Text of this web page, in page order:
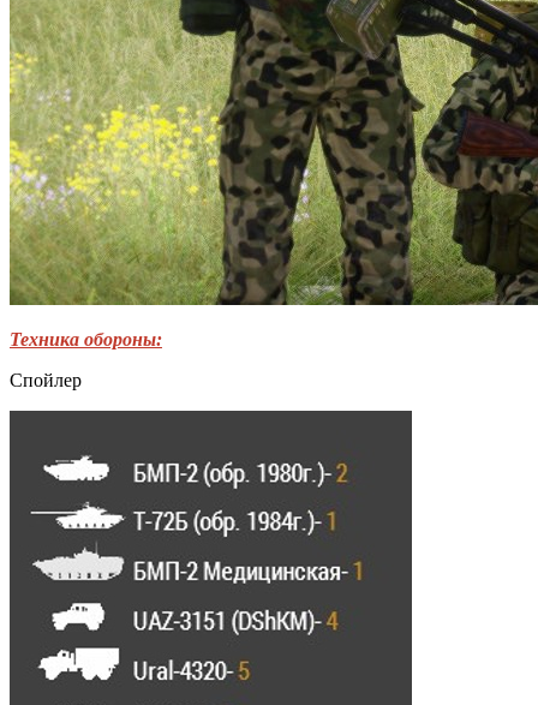
Техника обороны:
Спойлер